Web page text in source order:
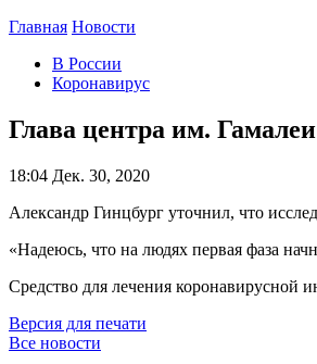
Главная Новости
В России
Коронавирус
Глава центра им.
18:04 Дек. 30, 2020
Александр Гинцбург уточнил, что
«Надеюсь, что на людях первая фаза
Средство для лечения коронавирусной
Версия для печати
Все новости